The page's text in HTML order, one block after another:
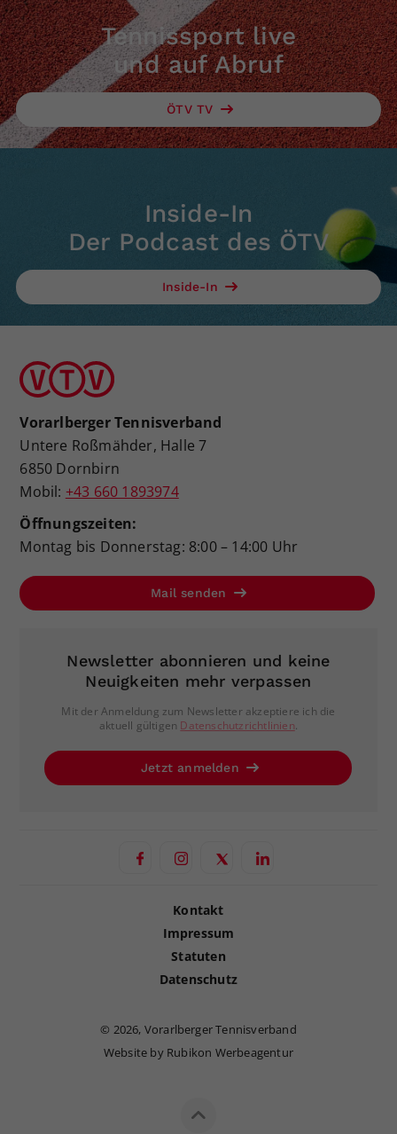
Tennissport live
und auf Abruf
ÖTV TV
Inside-In
Der Podcast des ÖTV
Inside-In
Vorarlberger Tennisverband
Untere Roßmähder, Halle 7
6850 Dornbirn
Mobil: +43 660 1893974
Öffnungszeiten:
Montag bis Donnerstag: 8:00 – 14:00 Uhr
Mail senden
Newsletter abonnieren und keine
Neuigkeiten mehr verpassen
Mit der Anmeldung zum Newsletter akzeptiere ich die
aktuell gültigen Datenschutzrichtlinien.
Jetzt anmelden
Kontakt
Impressum
Statuten
Datenschutz
© 2026, Vorarlberger Tennisverband
Website by Rubikon Werbeagentur